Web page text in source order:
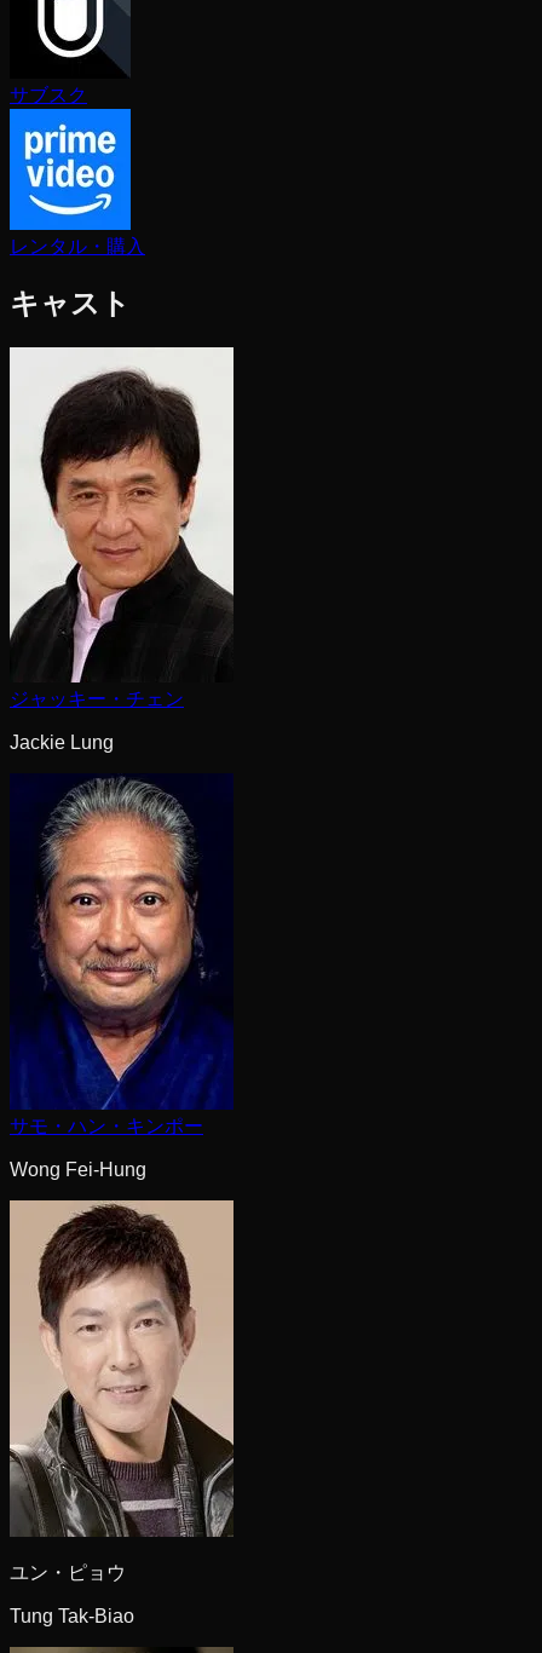
サブスク
レンタル・購入
キャスト
ジャッキー・チェン
Jackie Lung
サモ・ハン・キンポー
Wong Fei-Hung
ユン・ピョウ
Tung Tak-Biao